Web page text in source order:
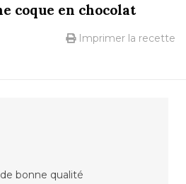
coque en chocolat
Imprimer la recette
bonne qualité